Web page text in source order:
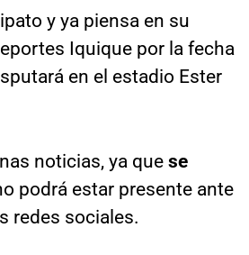
y ya piensa en su
Iquique por la fecha
en el estadio Ester
noticias, ya que se
podrá estar presente ante
redes sociales.